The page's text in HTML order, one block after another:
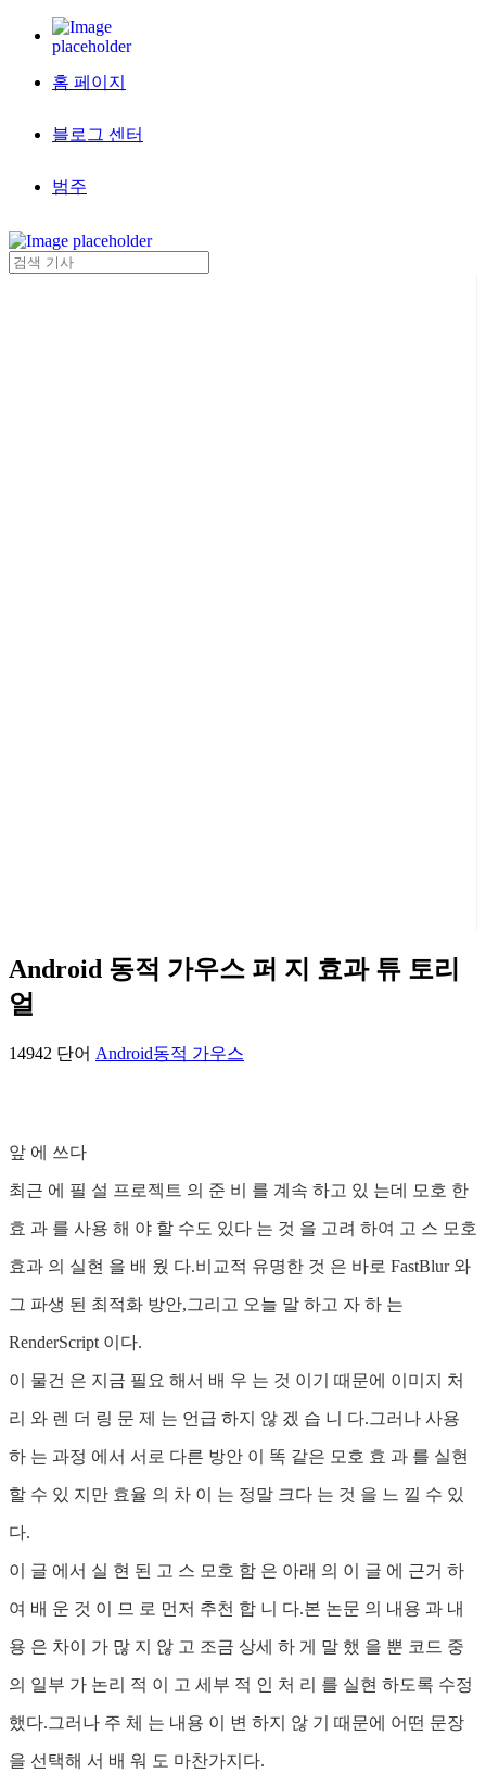
홈 페이지
블로그 센터
범주
Android 동적 가우스 퍼 지 효과 튜 토리
얼
14942 단어 Android동적 가우스
앞 에 쓰다
최근 에 필 설 프로젝트 의 준 비 를 계속 하고 있 는데 모호 한
효 과 를 사용 해 야 할 수도 있다 는 것 을 고려 하여 고 스 모호
효과 의 실현 을 배 웠 다.비교적 유명한 것 은 바로 FastBlur 와
그 파생 된 최적화 방안,그리고 오늘 말 하고 자 하 는
RenderScript 이다.
이 물건 은 지금 필요 해서 배 우 는 것 이기 때문에 이미지 처
리 와 렌 더 링 문 제 는 언급 하지 않 겠 습 니 다.그러나 사용
하 는 과정 에서 서로 다른 방안 이 똑 같은 모호 효 과 를 실현
할 수 있 지만 효율 의 차 이 는 정말 크다 는 것 을 느 낄 수 있
다.
이 글 에서 실 현 된 고 스 모호 함 은 아래 의 이 글 에 근거 하
여 배 운 것 이 므 로 먼저 추천 합 니 다.본 논문 의 내용 과 내
용 은 차이 가 많 지 않 고 조금 상세 하 게 말 했 을 뿐 코드 중
의 일부 가 논리 적 이 고 세부 적 인 처 리 를 실현 하도록 수정
했다.그러나 주 체 는 내용 이 변 하지 않 기 때문에 어떤 문장
을 선택해 서 배 워 도 마찬가지다.